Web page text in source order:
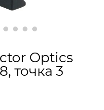
Optics
точка 3